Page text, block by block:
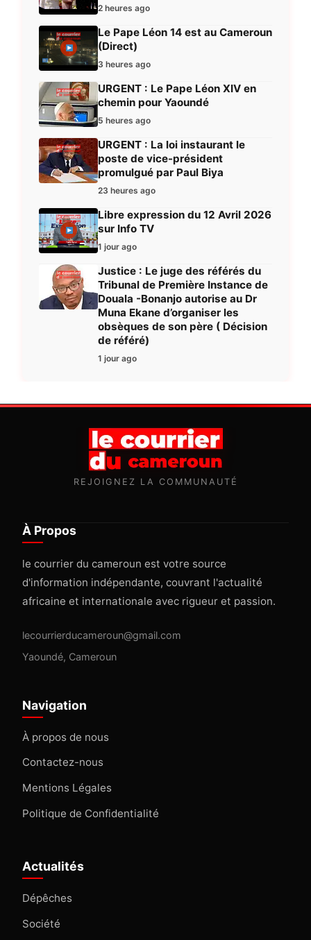
2 heures ago
Le Pape Léon 14 est au Cameroun
(Direct)
3 heures ago
URGENT : Le Pape Léon XIV en
chemin pour Yaoundé
5 heures ago
URGENT : La loi instaurant le
poste de vice-président
promulgué par Paul Biya
23 heures ago
Libre expression du 12 Avril 2026
sur Info TV
1 jour ago
Justice : Le juge des référés du
Tribunal de Première Instance de
Douala -Bonanjo autorise au Dr
Muna Ekane d’organiser les
obsèques de son père ( Décision
de référé)
1 jour ago
REJOIGNEZ LA COMMUNAUTÉ
À Propos
le courrier du cameroun est votre source
d'information indépendante, couvrant l'actualité
africaine et internationale avec rigueur et passion.
lecourrierducameroun@gmail.com
Yaoundé, Cameroun
Navigation
À propos de nous
Contactez-nous
Mentions Légales
Politique de Confidentialité
Actualités
Dépêches
Société